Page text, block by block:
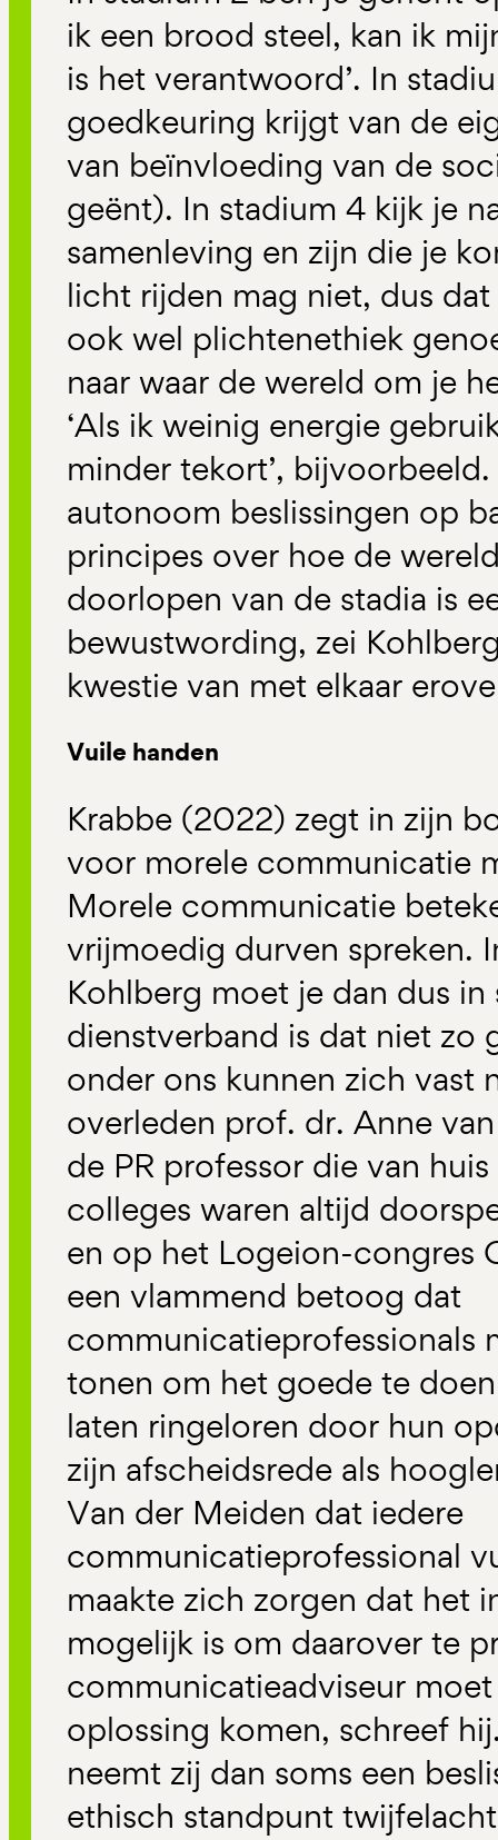
ik een brood steel, kan ik
is het verantwoord’. In
goedkeuring krijgt van de
van beïnvloeding van de
geënt). In stadium 4 kijk je
samenleving en zijn die je
licht rijden mag niet, dus
ook wel plichtenethiek
naar waar de wereld om je
‘Als ik weinig energie
minder tekort’,
autonoom beslissingen op
principes over hoe de
doorlopen van de stadia is
bewustwording, zei
kwestie van met elkaar
Vuile handen
Krabbe (2022) zegt in zijn
voor morele communicatie
Morele communicatie
vrijmoedig durven spreken.
Kohlberg moet je dan dus
dienstverband is dat niet zo
onder ons kunnen zich vast
overleden prof. dr. Anne
de PR professor die van
colleges waren altijd
en op het Logeion-congres
een vlammend betoog dat
communicatieprofessionals
tonen om het goede te
laten ringeloren door hun
zijn afscheidsrede als
Van der Meiden dat iedere
communicatieprofessional
maakte zich zorgen dat het
mogelijk is om daarover te
communicatieadviseur
oplossing komen, schreef
neemt zij dan soms een
ethisch standpunt